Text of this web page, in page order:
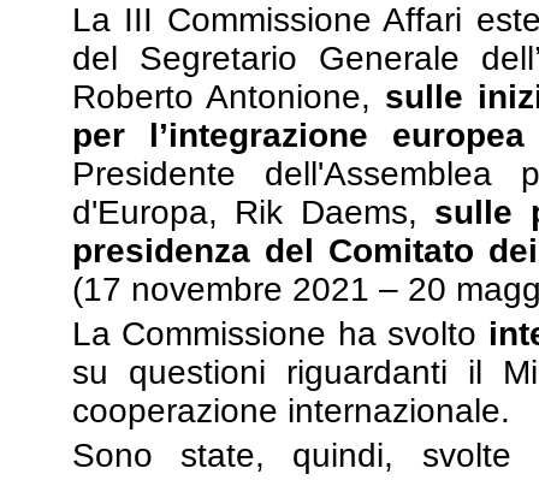
La III Commissione Affari
del Segretario Generale
Roberto Antonione, sulle
per l’integrazione
Presidente dell'Assemblea
d'Europa, Rik Daems, sulle
presidenza del Comitato
(17 novembre 2021 – 20
La Commissione ha svolto
su questioni riguardanti il
cooperazione internazionale.
Sono state, quindi,